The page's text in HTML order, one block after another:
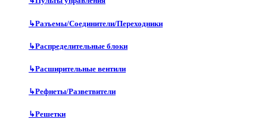
↳Разъемы/Соединители/Переходники
↳Распределительные блоки
↳Расширительные вентили
↳Рефнеты/Разветвители
↳Решетки